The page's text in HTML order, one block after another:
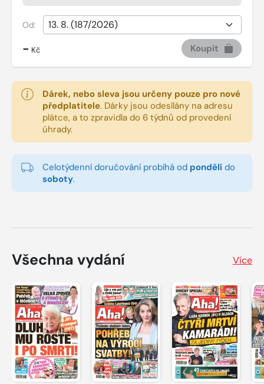
Od:
- Kč Koupit
Dárek, nebo sleva jsou určeny pouze pro nové
předplatitele. Dárky jsou odesílány na adresu
plátce, a to zpravidla do 6 týdnů od provedení
úhrady.
Celotýdenní doručování probíhá od pondělí do
soboty.
Všechna vydání Více